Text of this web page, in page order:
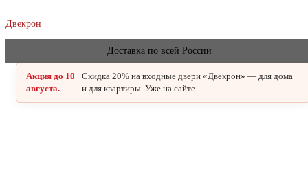
Двекрон
Доставка по всей России
Акция до 10
августа.
Скидка 20% на входные двери «Двекрон» — для дома
и для квартиры. Уже на сайте.